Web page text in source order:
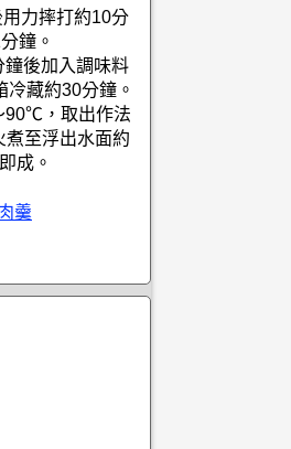
力摔打約10分
鐘。
後加入調味料
藏約30分鐘。
90℃，取出作法
煮至浮出水面約
成。
羹